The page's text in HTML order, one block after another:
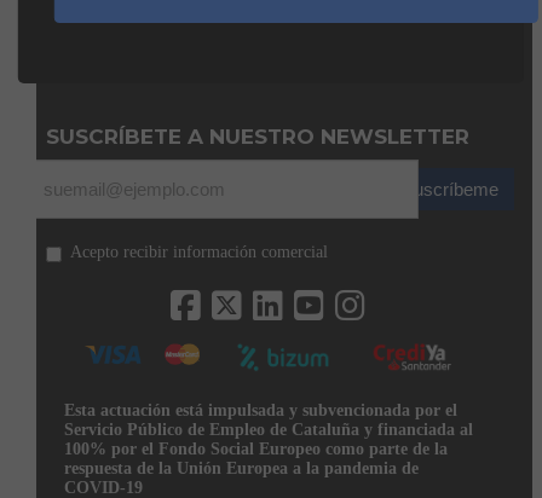
De 08:00H a 13:00H
SUSCRÍBETE A NUESTRO NEWSLETTER
Suscríbeme
Acepto recibir información comercial
Esta actuación está impulsada y subvencionada por el
Servicio Público de Empleo de Cataluña y financiada al
100% por el Fondo Social Europeo como parte de la
respuesta de la Unión Europea a la pandemia de
COVID-19